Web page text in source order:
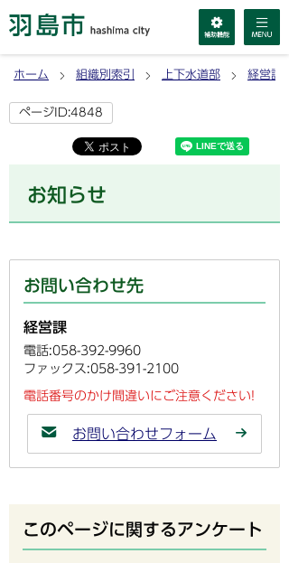
ホーム 組織別索引 上下水道部 経営課
ページID:4848
お知らせ
お問い合わせ先
経営課
電話:058-392-9960
ファックス:058-391-2100
電話番号のかけ間違いにご注意ください!
お問い合わせフォーム
このページに関するアンケート